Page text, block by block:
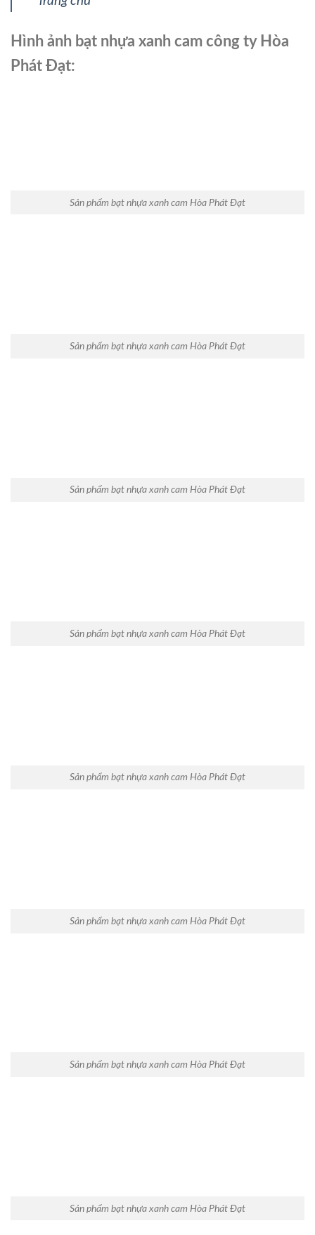
Hình ảnh bạt nhựa xanh cam công ty Hòa
Phát Đạt:
Sản phẩm bạt nhựa xanh cam Hòa Phát Đạt
Sản phẩm bạt nhựa xanh cam Hòa Phát Đạt
Sản phẩm bạt nhựa xanh cam Hòa Phát Đạt
Sản phẩm bạt nhựa xanh cam Hòa Phát Đạt
Sản phẩm bạt nhựa xanh cam Hòa Phát Đạt
Sản phẩm bạt nhựa xanh cam Hòa Phát Đạt
Sản phẩm bạt nhựa xanh cam Hòa Phát Đạt
Sản phẩm bạt nhựa xanh cam Hòa Phát Đạt